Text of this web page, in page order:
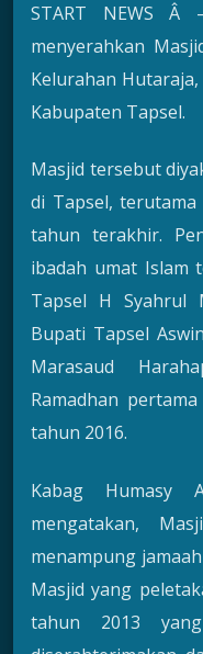
START NEWS Â
menyerahkan
Kelurahan
Kabupaten Tapsel.
Masjid tersebut
di Tapsel,
tahun terakhir.
ibadah umat Islam
Tapsel H Syahrul
Bupati Tapsel
Marasaud
Ramadhan
tahun 2016.
Kabag Humasy
mengatakan,
menampung
Masjid yang
tahun 2013